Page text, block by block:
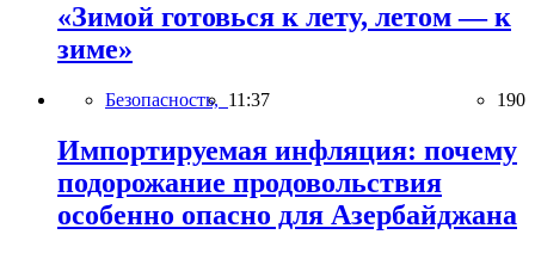
«Зимой готовься к лету, летом — к
зиме»
Безопасность, 11:37 190
Импортируемая инфляция: почему
подорожание продовольствия
особенно опасно для Азербайджана